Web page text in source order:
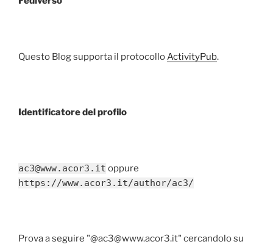
Questo Blog supporta il protocolloActivityPub.
Identificatore del profilo
ac3@www.acor3.it oppure
https://www.acor3.it/author/ac3/
Prova a seguire "@ac3@www.acor3.it" cercandolo su